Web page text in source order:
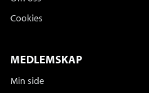
Cookies
MEDLEMSKAP
Min side